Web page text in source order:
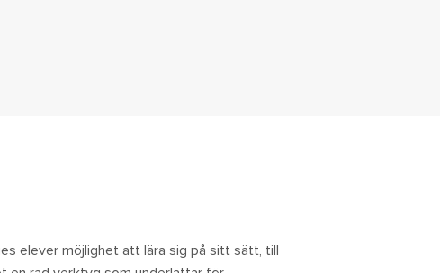
elever möjlighet att lära sig på sitt sätt, till